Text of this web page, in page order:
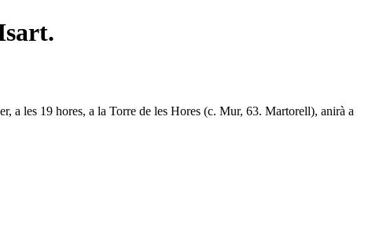
a les 19 hores, a la Torre de les Hores (c. Mur, 63. Martorell), anirà a